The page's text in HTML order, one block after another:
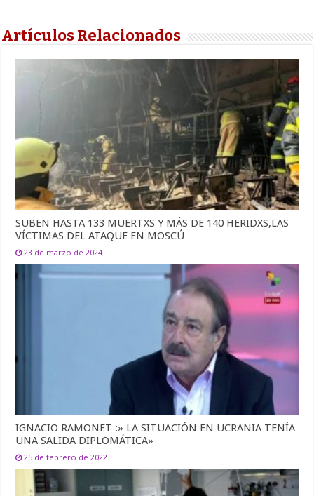
Artículos Relacionados
SUBEN HASTA 133 MUERTXS Y MÁS DE 140 HERIDXS,LAS
VÍCTIMAS DEL ATAQUE EN MOSCÚ
23 de marzo de 2024
IGNACIO RAMONET :» LA SITUACIÓN EN UCRANIA TENÍA
UNA SALIDA DIPLOMÁTICA»
25 de febrero de 2022